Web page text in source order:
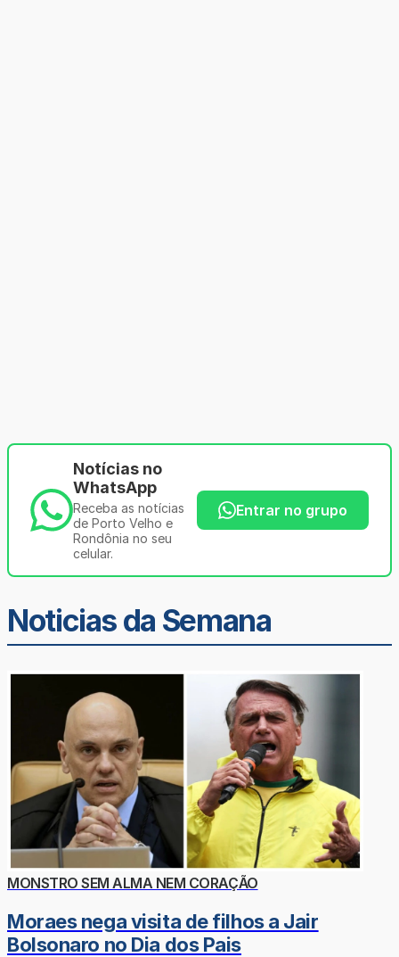
Notícias no
WhatsApp
Receba as notícias
de Porto Velho e
Rondônia no seu
celular.
Entrar no grupo
Noticias da Semana
MONSTRO SEM ALMA NEM CORAÇÃO
Moraes nega visita de filhos a Jair
Bolsonaro no Dia dos Pais